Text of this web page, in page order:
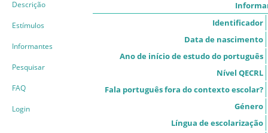
Descrição
Estímulos
Informantes
Pesquisar
FAQ
Login
Identificador
Data de nascimento
Ano de início de estudo do português
Nível QECRL
Fala português fora do contexto escolar?
Género
Língua de escolarização